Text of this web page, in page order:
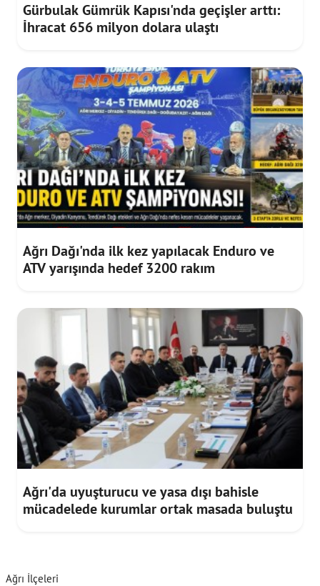
Gürbulak Gümrük Kapısı'nda geçişler arttı:
İhracat 656 milyon dolara ulaştı
Ağrı Dağı'nda ilk kez yapılacak Enduro ve
ATV yarışında hedef 3200 rakım
Ağrı'da uyuşturucu ve yasa dışı bahisle
mücadelede kurumlar ortak masada buluştu
Ağrı İlçeleri